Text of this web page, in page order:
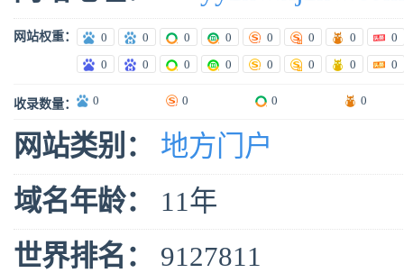
网站权重： 0 0 0 0 0 0 0
0
0
0 0 0 0 0 0 0
收录数量： 0 0 0 0
网站类别：
地方门户
域名年龄：
11年
世界排名：
9127811